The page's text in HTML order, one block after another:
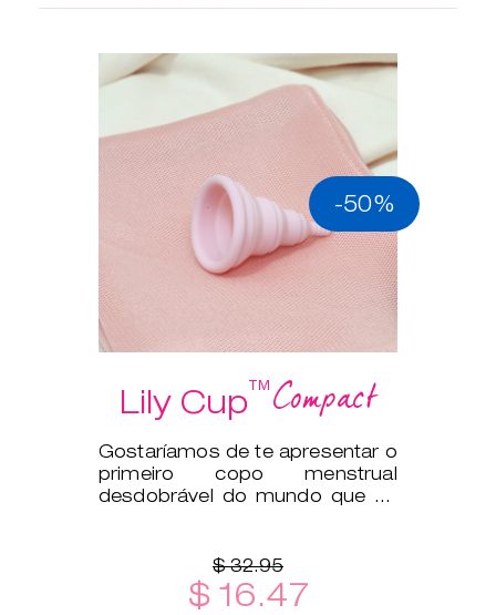
-50%
Lily Cup™Compact
Gostaríamos de te apresentar o
primeiro copo menstrual
desdobrável do mundo que se
$ 32.95
$ 16.47